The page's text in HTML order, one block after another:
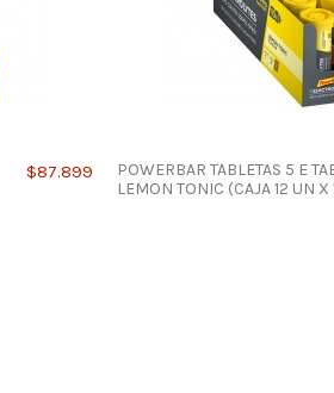
$87.899
POWERBAR TABLETAS 5 E
LEMON TONIC (CAJA 12 UN X